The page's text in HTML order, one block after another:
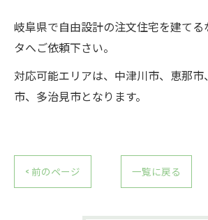
岐阜県で自由設計の注文住宅を建て
タへご依頼下さい。
対応可能エリアは、中津川市、恵那
市、多治見市となります。
< 前のページ 一覧に戻る